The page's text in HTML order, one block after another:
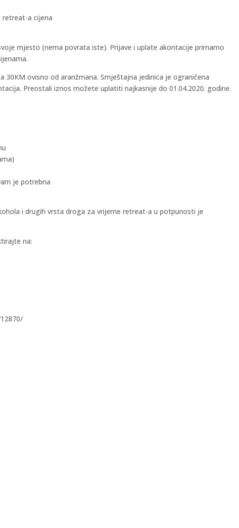
retreat-a cijena
mjesto (nema povrata iste). Prijave i uplate akontacije primamo
30KM ovisno od aranžmana. Smještajna jedinica je ograničena
Preostali iznos možete uplatiti najkasnije do 01.04.2020. godine.
je potrebna
i drugih vrsta droga za vrijeme retreat-a u potpunosti je
na: